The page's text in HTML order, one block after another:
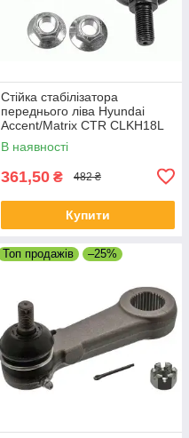
Стійка стабілізатора
переднього ліва Hyundai
Accent/Matrix CTR CLKH18L
В наявності
361,50 ₴ 482 ₴
Купити
Топ продажів –25%